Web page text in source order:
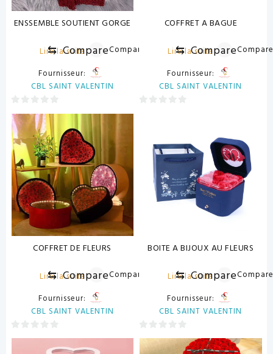
ENSSEMBLE SOUTIENT GORGE
Lire la suite
⇆ CompareCompare
Fournisseur:
CBL SAINT VALENTIN
0
sur
5
COFFRET A BAGUE
Lire la suite
⇆ Compare
Fournisseur:
CBL SAINT VALENTIN
COFFRET DE FLEURS
Lire la suite
⇆ CompareCompare
Fournisseur:
CBL SAINT VALENTIN
0
BOITE A BIJOUX AU FLEURS
Lire la suite
⇆ Compare
Fournisseur:
CBL SAINT VALENTIN
0
sur